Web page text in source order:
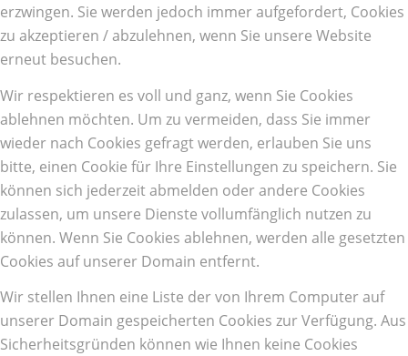
erzwingen. Sie werden jedoch immer aufgefordert, Cookies
zu akzeptieren / abzulehnen, wenn Sie unsere Website
erneut besuchen.
Wir respektieren es voll und ganz, wenn Sie Cookies
ablehnen möchten. Um zu vermeiden, dass Sie immer
wieder nach Cookies gefragt werden, erlauben Sie uns
bitte, einen Cookie für Ihre Einstellungen zu speichern. Sie
können sich jederzeit abmelden oder andere Cookies
zulassen, um unsere Dienste vollumfänglich nutzen zu
können. Wenn Sie Cookies ablehnen, werden alle gesetzten
Cookies auf unserer Domain entfernt.
Wir stellen Ihnen eine Liste der von Ihrem Computer auf
unserer Domain gespeicherten Cookies zur Verfügung. Aus
Sicherheitsgründen können wie Ihnen keine Cookies